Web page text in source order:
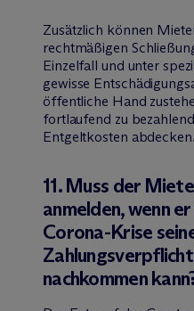
Zusätzlich können
rechtmäßigen
Einzelfall und unter
gewisse
öffentliche Hand
fortlaufend zu
Entgeltkosten abdecken.
11. Muss der
anmelden, wenn
Corona-Krise
nachkommen